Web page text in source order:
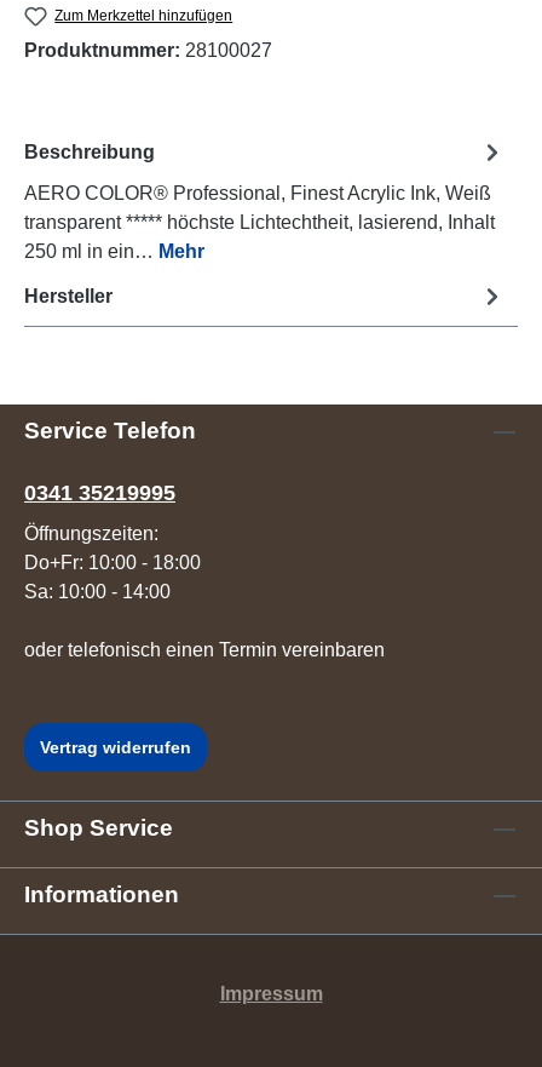
Zum Merkzettel hinzufügen
Produktnummer: 28100027
Beschreibung
AERO COLOR® Professional, Finest Acrylic Ink, Weiß
transparent ***** höchste Lichtechtheit, lasierend, Inhalt
250 ml in ein… Mehr
Hersteller
Service Telefon
0341 35219995
Öffnungszeiten:
Do+Fr: 10:00 - 18:00
Sa: 10:00 - 14:00
oder telefonisch einen Termin vereinbaren
Vertrag widerrufen
Shop Service
Informationen
Impressum